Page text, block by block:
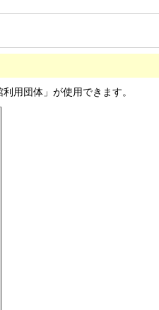
用団体」が使用できます。